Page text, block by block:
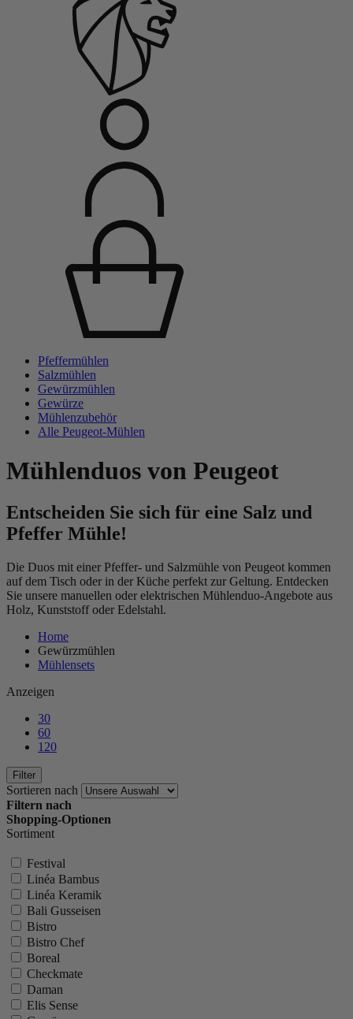
Pfeffermühlen
Salzmühlen
Gewürzmühlen
Gewürze
Mühlenzubehör
Alle Peugeot-Mühlen
Mühlenduos von Peugeot
Entscheiden Sie sich für eine Salz und
Pfeffer Mühle!
Die Duos mit einer Pfeffer- und Salzmühle von Peugeot kommen
auf dem Tisch oder in der Küche perfekt zur Geltung. Entdecken
Sie unsere manuellen oder elektrischen Mühlenduo-Angebote aus
Holz, Kunststoff oder Edelstahl.
Home
Gewürzmühlen
Mühlensets
Anzeigen
30
60
120
Filter
Sortieren nach
Filtern nach
Shopping-Optionen
Sortiment
Festival
Linéa Bambus
Linéa Keramik
Bali Gusseisen
Bistro
Bistro Chef
Boreal
Checkmate
Daman
Elis Sense